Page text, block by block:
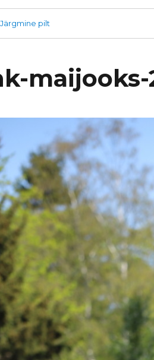
Järgmine pilt
maijooks-